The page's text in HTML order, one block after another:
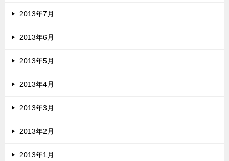
2013年7月
2013年6月
2013年5月
2013年4月
2013年3月
2013年2月
2013年1月